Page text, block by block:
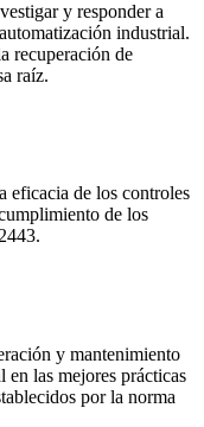
y responder a
industrial.
recuperación de
raíz.
eficacia de los controles
de los
y mantenimiento
en las mejores prácticas
por la norma